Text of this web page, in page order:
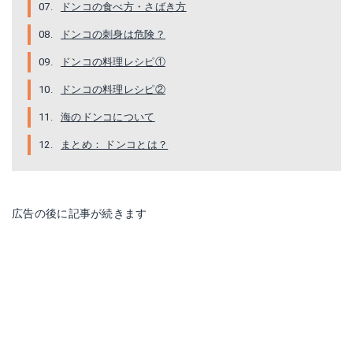
ドンコの食べ方・さばき方
ドンコの刺身は危険？
ドンコの料理レシピ①
ドンコの料理レシピ②
海のドンコについて
まとめ： ドンコとは？
広告の後に記事が続きます